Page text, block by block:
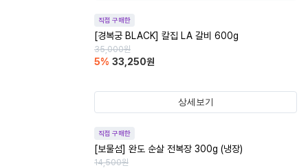
직접 구매한
[경복궁 BLACK] 칼집 LA 갈비 600g
35,000원
5% 33,250원
상세보기
직접 구매한
[보물섬] 완도 순살 전복장 300g (냉장)
14,500원